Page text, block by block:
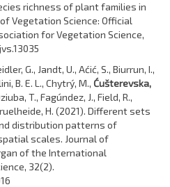
richness of plant families in
Vegetation Science: Official
for Vegetation Science,
G., Jandt, U., Aćić, S., Biurrun, I.,
B. E. L., Chytrý, M., Ćušterevska,
T., Fagúndez, J., Field, R.,
H. (2021). Different sets
distribution patterns of
scales. Journal of
of the International
32(2).